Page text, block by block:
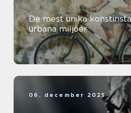
De mest unika
urbana miljöer
06. december 2025